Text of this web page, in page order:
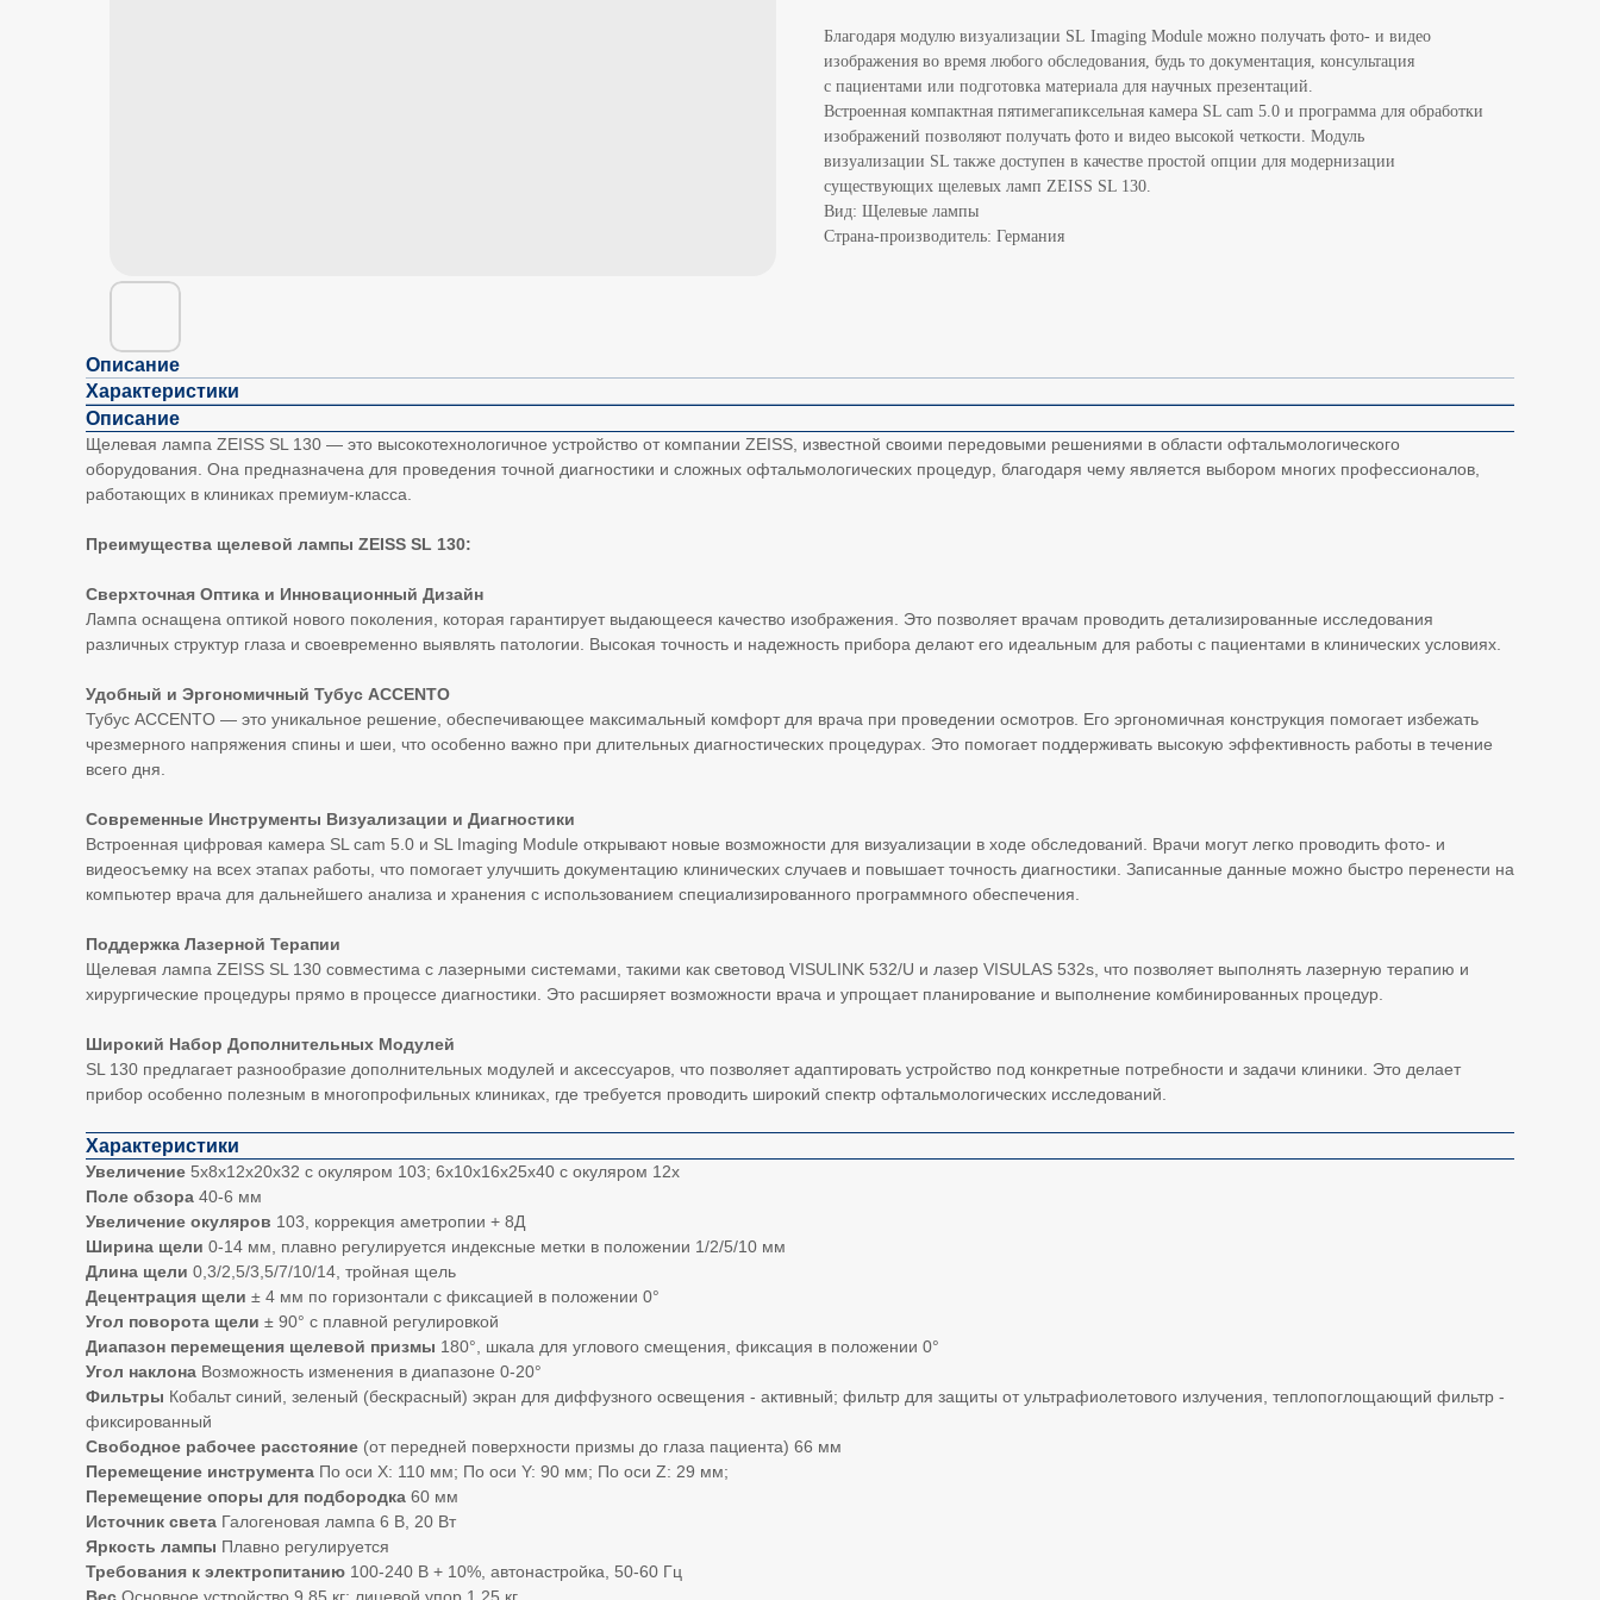
Благодаря модулю визуализации SL Imaging Module можно получать фото- и видео
изображения во время любого обследования, будь то документация, консультация
с пациентами или подготовка материала для научных презентаций.
Встроенная компактная пятимегапиксельная камера SL cam 5.0 и программа для обработки
изображений позволяют получать фото и видео высокой четкости. Модуль
визуализации SL также доступен в качестве простой опции для модернизации
существующих щелевых ламп ZEISS SL 130.
Вид: Щелевые лампы
Страна-производитель: Германия
Описание
Характеристики
Описание
Щелевая лампа ZEISS SL 130 — это высокотехнологичное устройство от компании ZEISS, известной своими передовыми решениями в области офтальмологического
оборудования. Она предназначена для проведения точной диагностики и сложных офтальмологических процедур, благодаря чему является выбором многих профессионалов,
работающих в клиниках премиум-класса.
Преимущества щелевой лампы ZEISS SL 130:
Сверхточная Оптика и Инновационный Дизайн
Лампа оснащена оптикой нового поколения, которая гарантирует выдающееся качество изображения. Это позволяет врачам проводить детализированные исследования
различных структур глаза и своевременно выявлять патологии. Высокая точность и надежность прибора делают его идеальным для работы с пациентами в клинических условиях.
Удобный и Эргономичный Тубус ACCENTO
Тубус ACCENTO — это уникальное решение, обеспечивающее максимальный комфорт для врача при проведении осмотров. Его эргономичная конструкция помогает избежать
чрезмерного напряжения спины и шеи, что особенно важно при длительных диагностических процедурах. Это помогает поддерживать высокую эффективность работы в течение
всего дня.
Современные Инструменты Визуализации и Диагностики
Встроенная цифровая камера SL cam 5.0 и SL Imaging Module открывают новые возможности для визуализации в ходе обследований. Врачи могут легко проводить фото- и
видеосъемку на всех этапах работы, что помогает улучшить документацию клинических случаев и повышает точность диагностики. Записанные данные можно быстро перенести на
компьютер врача для дальнейшего анализа и хранения с использованием специализированного программного обеспечения.
Поддержка Лазерной Терапии
Щелевая лампа ZEISS SL 130 совместима с лазерными системами, такими как световод VISULINK 532/U и лазер VISULAS 532s, что позволяет выполнять лазерную терапию и
хирургические процедуры прямо в процессе диагностики. Это расширяет возможности врача и упрощает планирование и выполнение комбинированных процедур.
Широкий Набор Дополнительных Модулей
SL 130 предлагает разнообразие дополнительных модулей и аксессуаров, что позволяет адаптировать устройство под конкретные потребности и задачи клиники. Это делает
прибор особенно полезным в многопрофильных клиниках, где требуется проводить широкий спектр офтальмологических исследований.
Характеристики
Увеличение 5х8х12х20х32 с окуляром 103; 6х10х16х25х40 с окуляром 12х
Поле обзора 40-6 мм
Увеличение окуляров 103, коррекция аметропии + 8Д
Ширина щели 0-14 мм, плавно регулируется индексные метки в положении 1/2/5/10 мм
Длина щели 0,3/2,5/3,5/7/10/14, тройная щель
Децентрация щели ± 4 мм по горизонтали с фиксацией в положении 0°
Угол поворота щели ± 90° с плавной регулировкой
Диапазон перемещения щелевой призмы 180°, шкала для углового смещения, фиксация в положении 0°
Угол наклона Возможность изменения в диапазоне 0-20°
Фильтры Кобальт синий, зеленый (бескрасный) экран для диффузного освещения - активный; фильтр для защиты от ультрафиолетового излучения, теплопоглощающий фильтр -
фиксированный
Свободное рабочее расстояние (от передней поверхности призмы до глаза пациента) 66 мм
Перемещение инструмента По оси X: 110 мм; По оси Y: 90 мм; По оси Z: 29 мм;
Перемещение опоры для подбородка 60 мм
Источник света Галогеновая лампа 6 В, 20 Вт
Яркость лампы Плавно регулируется
Требования к электропитанию 100-240 В + 10%, автонастройка, 50-60 Гц